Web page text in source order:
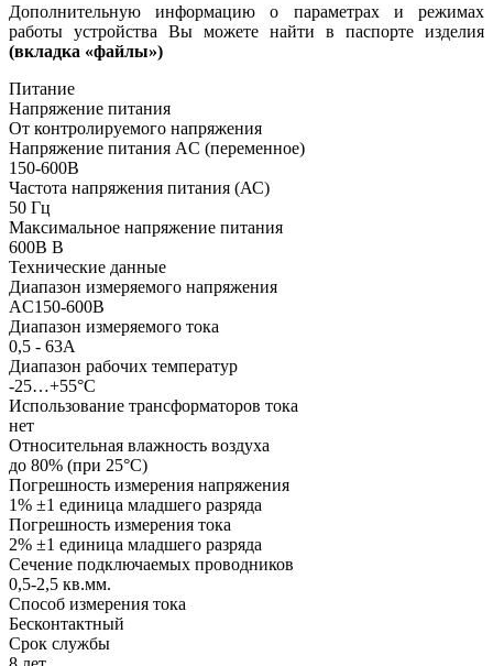
Дополнительную информацию о параметрах и режимах
работы устройства Вы можете найти в паспорте изделия
(вкладка «файлы»)
Питание
Напряжение питания
От контролируемого напряжения
Напряжение питания AC (переменное)
150-600В
Частота напряжения питания (АС)
50 Гц
Максимальное напряжение питания
600В В
Технические данные
Диапазон измеряемого напряжения
AC150-600В
Диапазон измеряемого тока
0,5 - 63А
Диапазон рабочих температур
-25…+55°С
Использование трансформаторов тока
нет
Относительная влажность воздуха
до 80% (при 25°С)
Погрешность измерения напряжения
1% ±1 единица младшего разряда
Погрешность измерения тока
2% ±1 единица младшего разряда
Сечение подключаемых проводников
0,5-2,5 кв.мм.
Способ измерения тока
Бесконтактный
Срок службы